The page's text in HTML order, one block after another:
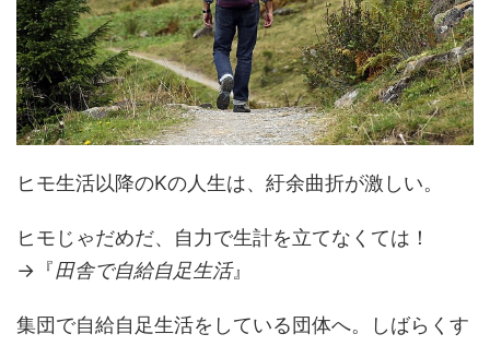
ヒモ生活以降のKの人生は、紆余曲折が激しい。
ヒモじゃだめだ、自力で生計を立てなくては！
→『田舎で自給自足生活』
集団で自給自足生活をしている団体へ。しばらくす